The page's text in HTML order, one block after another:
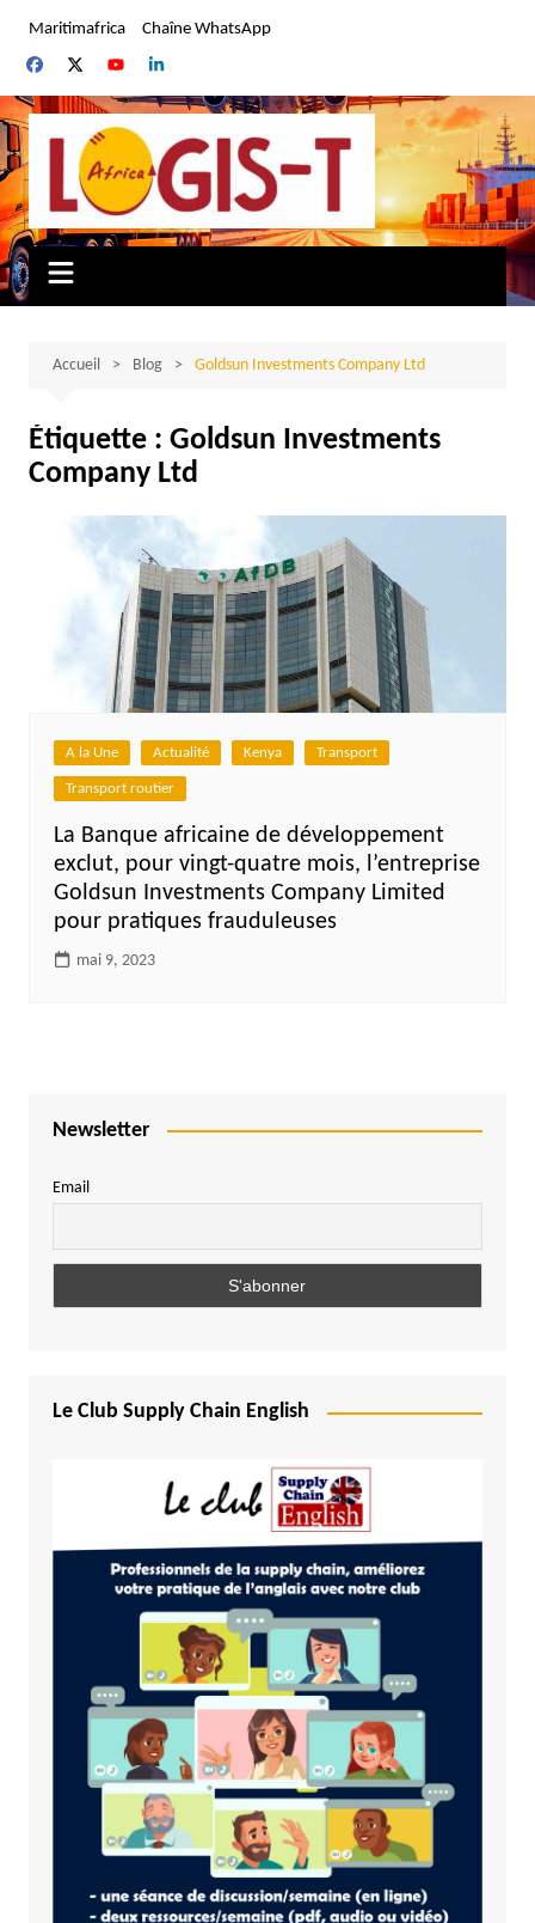
contenu
Maritimafrica Chaîne WhatsApp
Accueil Blog Goldsun Investments Company Ltd
Étiquette : Goldsun Investments
Company Ltd
A la Une Actualité Kenya Transport
Transport routier
La Banque africaine de développement
exclut, pour vingt-quatre mois, l’entreprise
Goldsun Investments Company Limited
pour pratiques frauduleuses
mai 9, 2023
Newsletter
Email
Le Club Supply Chain English